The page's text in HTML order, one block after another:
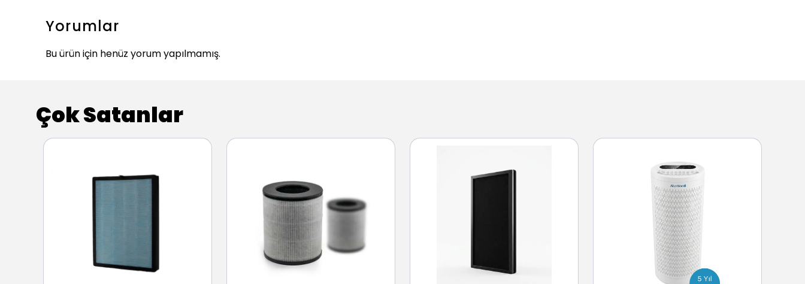
Yorumlar
Bu ürün için henüz yorum yapılmamış.
Çok Satanlar